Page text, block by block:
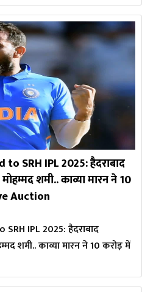
SRH IPL 2025: हैदराबाद
शमी.. काव्या मारन ने 10
Auction
IPL 2025: हैदराबाद
शमी.. काव्या मारन ने 10 करोड़ में